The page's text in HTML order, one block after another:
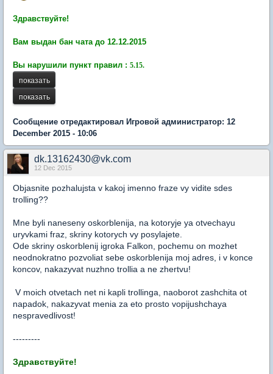
Здравствуйте!
Вам выдан бан чата до 12.12.2015
Вы нарушили пункт правил : 5.15.
Сообщение отредактировал Игровой администратор: 12
December 2015 - 10:06
dk.13162430@vk.com
12 Dec 2015
Objasnite pozhalujsta v kakoj imenno fraze vy vidite sdes
trolling??
Mne byli naneseny oskorblenija, na kotoryje ya otvechayu
uryvkami fraz, skriny kotorych vy posylajete.
Ode skriny oskorblenij igroka Falkon, pochemu on mozhet
neodnokratno pozvoliat sebe oskorblenija moj adres, i v konce
koncov, nakazyvat nuzhno trollia a ne zhertvu!
V moich otvetach net ni kapli trollinga, naoborot zashchita ot
napadok, nakazyvat menia za eto prosto vopijushchaya
nespravedlivost!
---------
Здравствуйте!